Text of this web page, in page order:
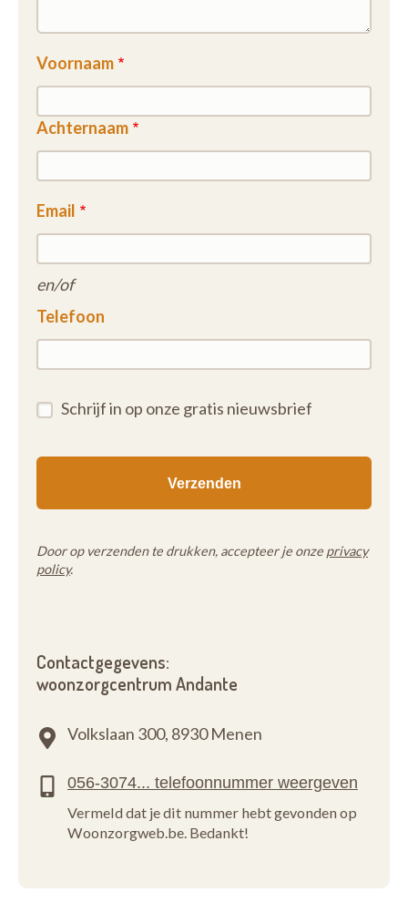
Voornaam
Achternaam
Email
en/of
Telefoon
Schrijf in op onze gratis nieuwsbrief
Door op verzenden te drukken, accepteer je onze privacy
policy.
Contactgegevens:
woonzorgcentrum Andante
Volkslaan 300, 8930 Menen
Vermeld dat je dit nummer hebt gevonden op
Woonzorgweb.be. Bedankt!